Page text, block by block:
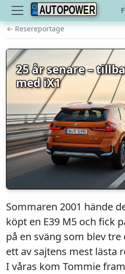
AUTOPOWER
← Resereportage
25 år senare –
med iX1
Sommaren 2001 hände
köpt en E39 M5 och fick
på en sväng som blev tre
ett av sajtens mest lästa
I våras kom Tommie